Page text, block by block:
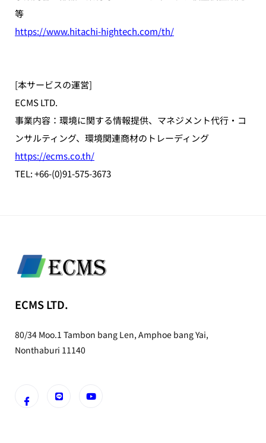
等
https://www.hitachi-hightech.com/th/
[本サービスの運営]
ECMS LTD.
事業内容：環境に関する情報提供、マネジメント代行・コ
ンサルティング、環境関連商材のトレーディング
https://ecms.co.th/
TEL: +66-(0)91-575-3673
ECMS LTD.
80/34 Moo.1 Tambon bang Len, Amphoe bang Yai,
Nonthaburi 11140